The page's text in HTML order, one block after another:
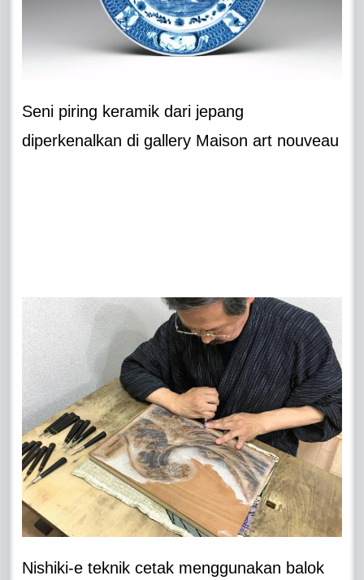
Seni piring keramik dari jepang
diperkenalkan di gallery Maison art nouveau
Nishiki-e teknik cetak menggunakan balok